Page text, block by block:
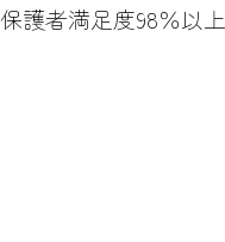
​保護者満足度98％以上